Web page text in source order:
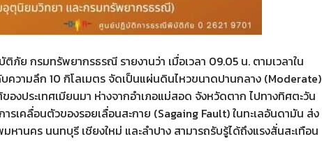
ย กรมทรัพยากรธรณี รายงานว่า เมื่อเวลา 09.05 น. ตามเวลาใน
บความลึก 10 กิโลเมตร จัดเป็นแผ่นดินไหวขนาดปานกลาง (Moderate)
งประเทศเมียนมา ห่างจากอำเภอแม่สอด จังหวัดตาก ไปทางทิศตะวัน
รเคลื่อนตัวของรอยเลื่อนสะกาย (Sagaing Fault) ในทะเลอันดามัน ส่ง
านคร นนทบุรี เชียงใหม่ และลำปาง สามารถรับรู้ได้ถึงแรงสั่นสะเทือน